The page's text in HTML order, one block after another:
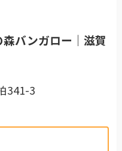
バンガロー｜滋賀
341-3